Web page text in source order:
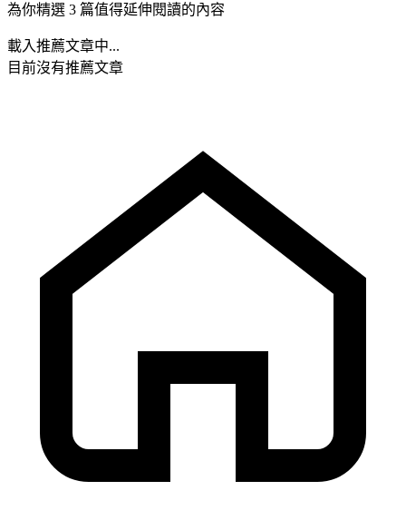
為你精選 3 篇值得延伸閱讀的內容
載入推薦文章中...
目前沒有推薦文章